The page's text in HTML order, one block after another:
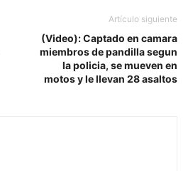
Artículo siguiente
(Video): Captado en camara
miembros de pandilla segun
la policia, se mueven en
motos y le llevan 28 asaltos